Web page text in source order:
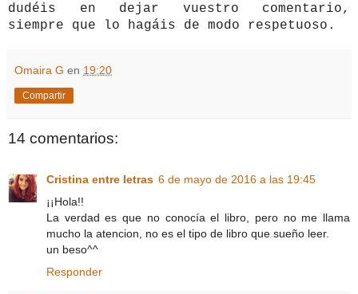
dudéis en dejar vuestro comentario,
siempre que lo hagáis de modo respetuoso.
Omaira G en 19:20
Compartir
14 comentarios:
Cristina entre letras 6 de mayo de 2016 a las 19:45
¡¡Hola!!
La verdad es que no conocía el libro, pero no me llama
mucho la atencion, no es el tipo de libro que sueño leer.
un beso^^
Responder